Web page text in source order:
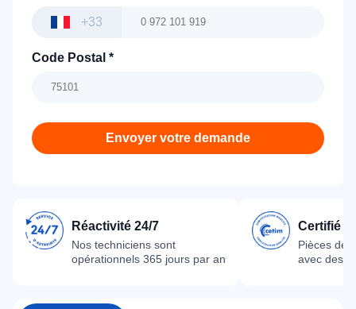
+33
Code Postal *
Envoyer votre demande
Réactivité 24/7
Nos techniciens sont
opérationnels 365 jours par an
Certifié
Pièces
avec des